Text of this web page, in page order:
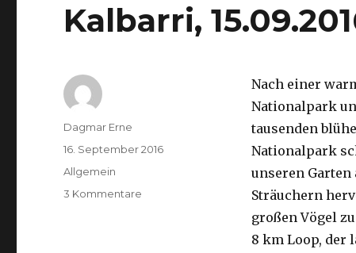
Kalbarri,
Nach einer
Nationalpark
tausenden
Nationalpark
unseren
Sträuchern
großen Vögel
8 km Loop, der
Autor
Dagmar Erne
Veröffentlicht
am
16. September 2016
Kategorien
Allgemein
3 Kommentare